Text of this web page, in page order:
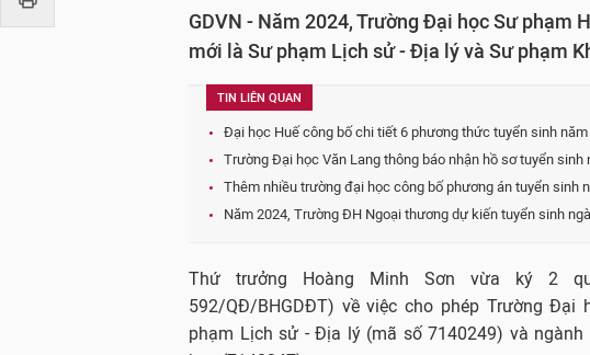
GDVN - Năm 2024, Trường Đại học Sư phạm
mới là Sư phạm Lịch sử - Địa lý và Sư phạm
TIN LIÊN QUAN
Đại học Huế công bố chi tiết 6 phương thức tuyển sinh năm
Trường Đại học Văn Lang thông báo nhận hồ sơ tuyển sinh
Thêm nhiều trường đại học công bố phương án tuyển sinh
Năm 2024, Trường ĐH Ngoại thương dự kiến tuyển sinh
Thứ trưởng Hoàng Minh Sơn vừa ký 2
592/QĐ/BHGDĐT) về việc cho phép Trường
phạm Lịch sử - Địa lý (mã số 7140249) và